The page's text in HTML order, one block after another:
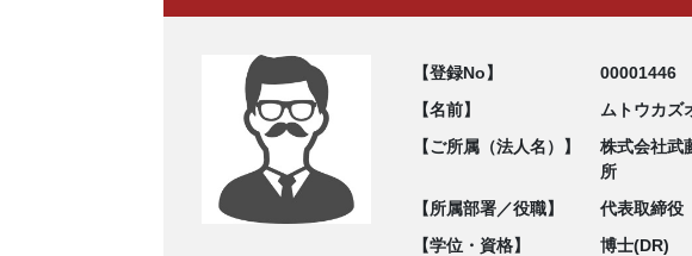
【登録No】
00001446
【名前】
ムトウカズ
【ご所属（法人名）】
株式会社武
所
【所属部署／役職】
代表取締役
【学位・資格】
博士(DR)